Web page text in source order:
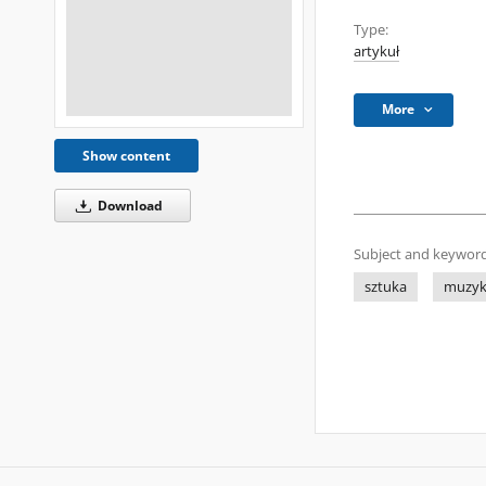
Show content
Download
Type:
artykuł
More
Subject and
sztuka